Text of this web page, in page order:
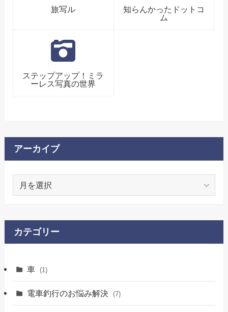
旅写ル
知らんかったドットコ
ム
ステップアップ！ミラ
ーレス写真の世界
アーカイブ
イ
ブ
カテゴリー
車 (1)
電車釣行のお悩み解決 (7)